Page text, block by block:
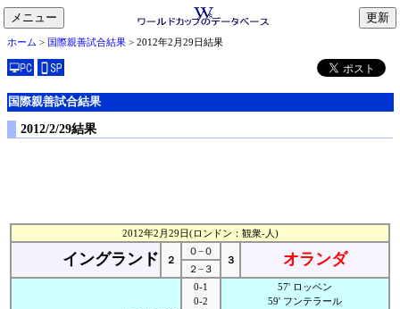
メニュー
toggle
navigation
ホーム > 国際親善試合結果 > 2012年2月29日結果
国際親善試合結果
2012/2/29結果
2012年2月29日(ロンドン：観衆-人)
イングランド ２
０−０
３
オランダ
２−３
0-1
0-2
57' ロッベン
59' フンテラール